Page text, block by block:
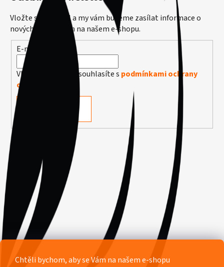
Chtěli bychom, aby se Vám na našem e-shopu
Vložte svůj e-mail a my vám budeme zasílat informace o
nových produktech na našem e-shopu.
E-mail
Vložením e-mailu souhlasíte s podmínkami ochrany
osobních údajů